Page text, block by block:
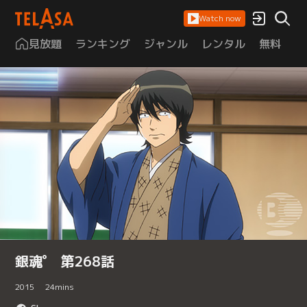
Watch now
見放題 ランキング ジャンル レンタル 無料
銀魂゜ 第268話
2015 24mins